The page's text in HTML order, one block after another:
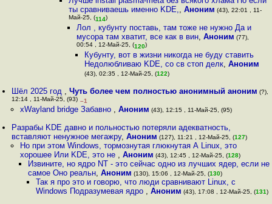
ты сравниваешь именно KDE,, Аноним (43), 22:01 , 11-
Май-25, (114)
Лол , кубунту поставь, там тоже не нужно Да и
мусора там хватит, все как в вин, Аноним (77),
00:54 , 12-Май-25, (120)
Кубунту, вот в жизни никогда не буду ставить
Недолюбливаю KDE, со св стоп делк,Аноним
(43), 02:35 , 12-Май-25, (122)
Шёл 2025 год ,Чуть более чем полностью анонимный аноним (?),
12:14 , 11-Май-25, (93) –1
xWayland bridge Забавно , Аноним (43), 12:15 , 11-Май-25, (95)
Разрабы KDE давно и польностью потеряли адекватность,
вставляют ненужное мегажру,Аноним (127), 11:21 , 12-Май-25, (127)
Но при этом Windows, тормознутая глюкнутая А Linux, это
хорошее Или KDE, это не , Аноним (43), 12:45 , 12-Май-25, (128)
Извините, но ядро NT - это сейчас одно из лучших ядер, если не
самое Оно реальн, Аноним (130), 15:06 , 12-Май-25, (130)
Так я про это и говорю, что люди сравнивают Linux, с
Windows Подразумевая ядро ,Аноним (43), 17:08 , 12-Май-25, (131)